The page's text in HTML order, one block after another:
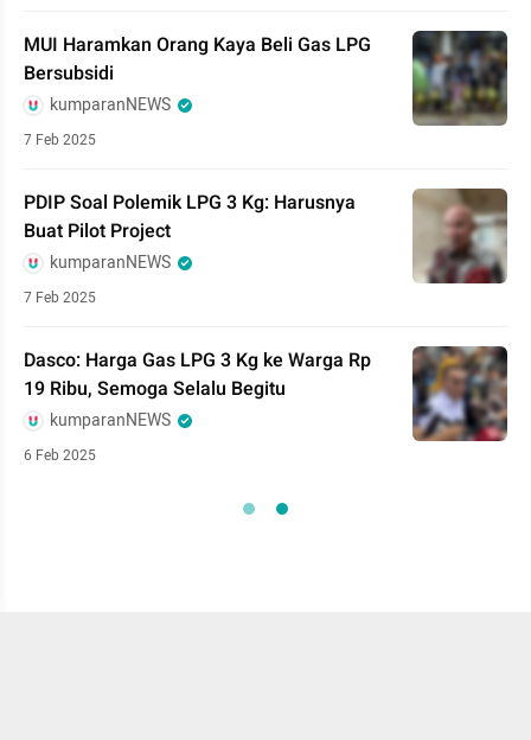
MUI Haramkan Orang Kaya Beli Gas LPG
Bersubsidi
kumparanNEWS
7 Feb 2025
PDIP Soal Polemik LPG 3 Kg: Harusnya
Buat Pilot Project
kumparanNEWS
7 Feb 2025
Dasco: Harga Gas LPG 3 Kg ke Warga Rp
19 Ribu, Semoga Selalu Begitu
kumparanNEWS
6 Feb 2025